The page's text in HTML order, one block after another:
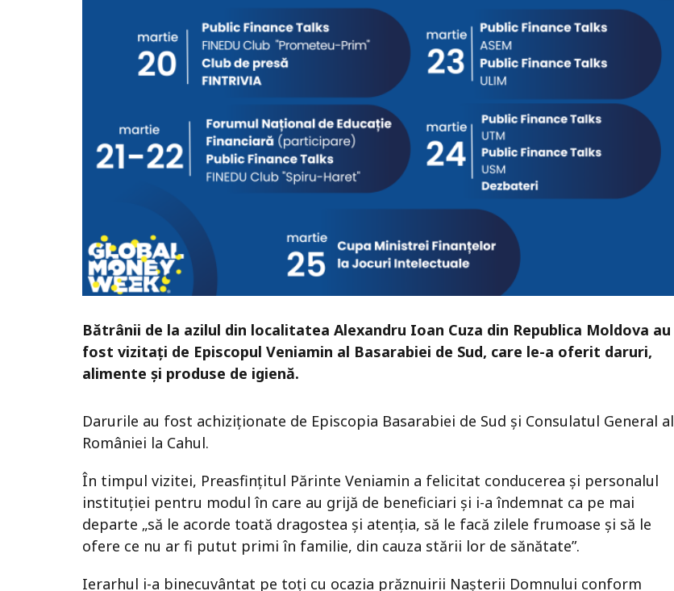
Bătrânii de la azilul din localitatea Alexandru Ioan Cuza din Republica Moldova au
fost vizitați de Episcopul Veniamin al Basarabiei de Sud, care le-a oferit daruri,
alimente și produse de igienă.
Darurile au fost achiziționate de Episcopia Basarabiei de Sud şi Consulatul General al
României la Cahul.
În timpul vizitei, Preasfințitul Părinte Veniamin a felicitat conducerea şi personalul
instituţiei pentru modul în care au grijă de beneficiari şi i-a îndemnat ca pe mai
departe „să le acorde toată dragostea și atenția, să le facă zilele frumoase și să le
ofere ce nu ar fi putut primi în familie, din cauza stării lor de sănătate”.
Ierarhul i-a binecuvântat pe toţi cu ocazia prăznuirii Nașterii Domnului conform